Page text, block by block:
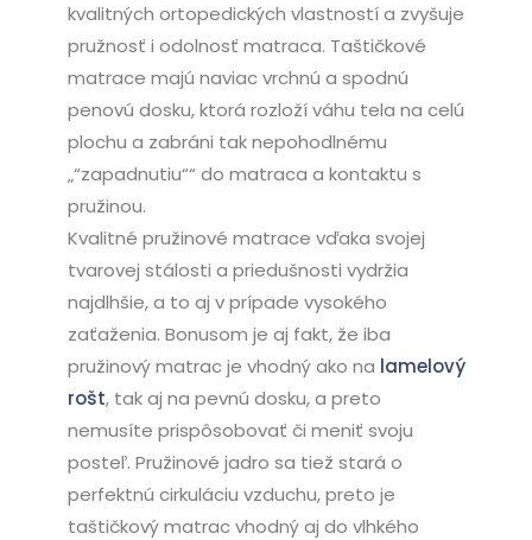
kvalitných ortopedických vlastností a zvyšuje
pružnosť i odolnosť matraca. Taštičkové
matrace majú naviac vrchnú a spodnú
penovú dosku, ktorá rozloží váhu tela na celú
plochu a zabráni tak nepohodlnému
„“zapadnutiu““ do matraca a kontaktu s
pružinou.
Kvalitné pružinové matrace vďaka svojej
tvarovej stálosti a priedušnosti vydržia
najdlhšie, a to aj v prípade vysokého
zaťaženia. Bonusom je aj fakt, že iba
pružinový matrac je vhodný ako na lamelový
rošt, tak aj na pevnú dosku, a preto
nemusíte prispôsobovať či meniť svoju
posteľ. Pružinové jadro sa tiež stará o
perfektnú cirkuláciu vzduchu, preto je
taštičkový matrac vhodný aj do vlhkého